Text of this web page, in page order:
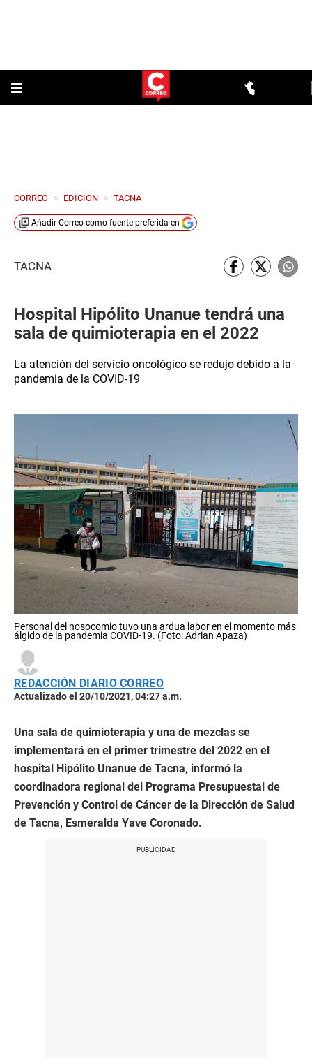
CORREO > EDICION > TACNA
Añadir Correo como fuente preferida en
TACNA
Hospital Hipólito Unanue tendrá una
sala de quimioterapia en el 2022
La atención del servicio oncológico se redujo debido a la
pandemia de la COVID-19
Personal del nosocomio tuvo una ardua labor en el momento más
álgido de la pandemia COVID-19. (Foto: Adrian Apaza)
REDACCIÓN DIARIO CORREO
Actualizado el 20/10/2021, 04:27 a.m.
Una sala de quimioterapia y una de mezclas se
implementará en el primer trimestre del 2022 en el
hospital Hipólito Unanue de Tacna, informó la
coordinadora regional del Programa Presupuestal de
Prevención y Control de Cáncer de la Dirección de Salud
de Tacna, Esmeralda Yave Coronado.